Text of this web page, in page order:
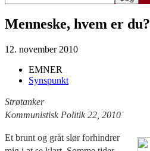
Menneske, hvem er du?
12. november 2010
EMNER
Synspunkt
Strøtanker
Kommunistisk Politik 22, 2010
Et brunt og gråt slør forhindrer